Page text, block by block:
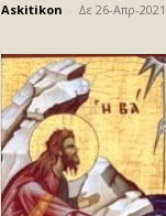
Askitikon Δε 26-Απρ-2021